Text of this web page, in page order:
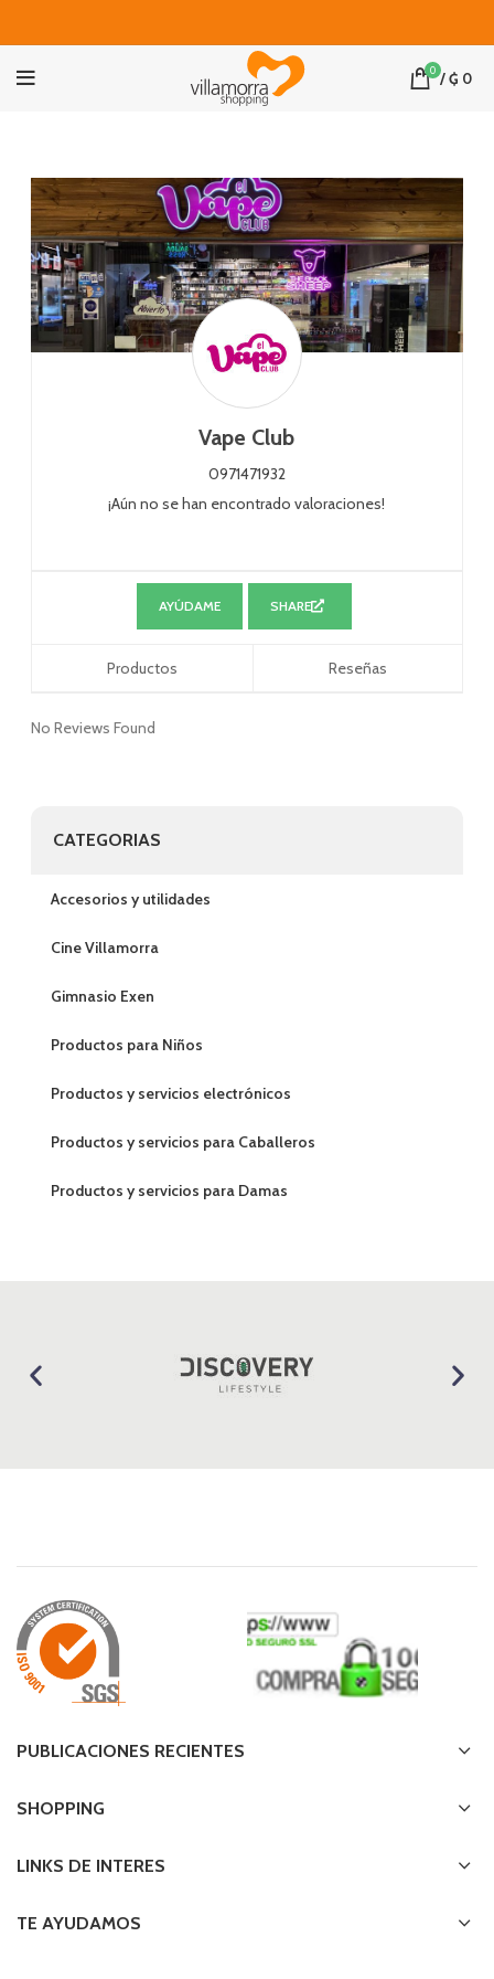
0 /₲ 0
CATEGORIAS
Accesorios y utilidades
Cine Villamorra
Gimnasio Exen
Productos para Niños
Productos y servicios electrónicos
Productos y servicios para Caballeros
Productos y servicios para Damas
Vape Club
0971471932
¡Aún no se han encontrado valoraciones!
SHARE
AYÚDAME
Productos Reseñas
No Reviews Found
PUBLICACIONES RECIENTES
SHOPPING
LINKS DE INTERES
TE AYUDAMOS